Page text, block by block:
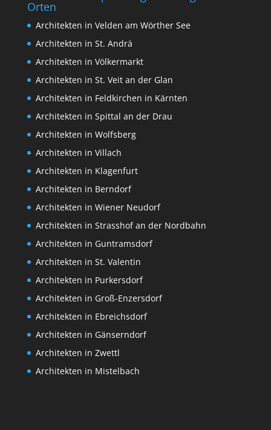
Orten
Architekten in Velden am Wörther See
Architekten in St. Andrä
Architekten in Völkermarkt
Architekten in St. Veit an der Glan
Architekten in Feldkirchen in Kärnten
Architekten in Spittal an der Drau
Architekten in Wolfsberg
Architekten in Villach
Architekten in Klagenfurt
Architekten in Berndorf
Architekten in Wiener Neudorf
Architekten in Strasshof an der Nordbahn
Architekten in Guntramsdorf
Architekten in St. Valentin
Architekten in Purkersdorf
Architekten in Groß-Enzersdorf
Architekten in Ebreichsdorf
Architekten in Gänserndorf
Architekten in Zwettl
Architekten in Mistelbach